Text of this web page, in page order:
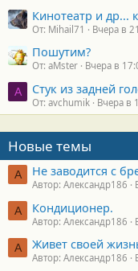
Кинотеатр и др...
От: Mihail71 Вчера в
Пошутим?
От: aMster Вчера в
A Стук из задней
От: avchumik Вчера в
Новые темы
А Не заводится с
Автор: Александр186
А Кондиционер.
Автор: Александр186
А Живет своей
Автор: Александр186